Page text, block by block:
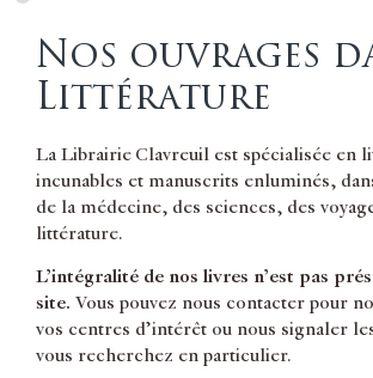
CARAN D'ACHE [Emmanuel Poiré dit]
CARDUCHO Vicente
CARRE DE MONTGERON L.B
CAYLUS Duc de
CENSORINUS GRAMMATICUS
CERVANTES Miguel de
CERVANTES SAAVEDRA Miguel de
CHAPELAIN Jean
CHARTIER Alain
CHAVIGNY Jean-Aimé de
Enluminures
Escrime
États-Unis
Europe
Femmes
Gastronomie
Gravure
Grec
Histoire
Histoire de la littérature
Nos ouvrages
Littérature
La Librairie Clavreuil est spécialisée en
incunables et manuscrits enluminés,
de la médecine, des sciences, des
littérature.
L’intégralité de nos livres n’est pas
site. Vous pouvez nous contacter pour
vos centres d’intérêt ou nous signaler
vous recherchez en particulier.